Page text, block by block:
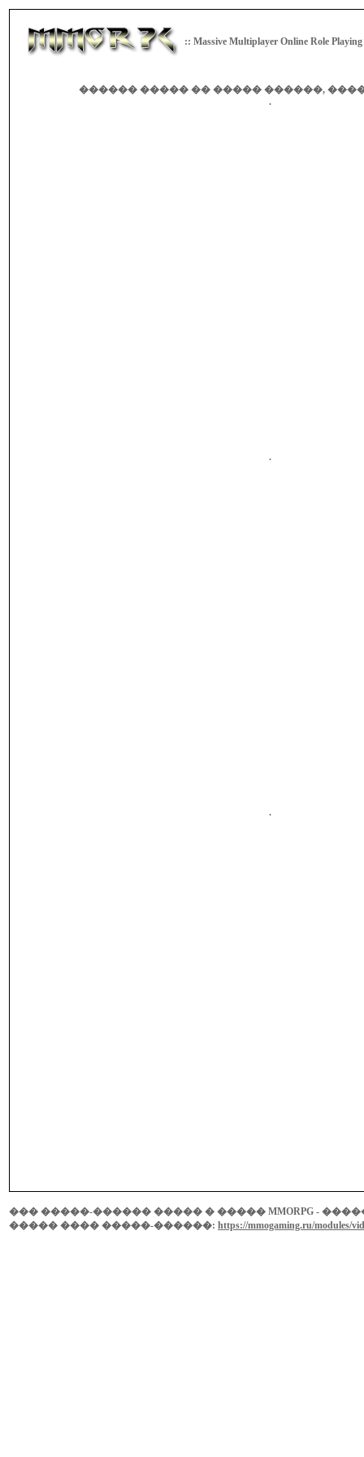
:: Massive Multiplayer Online Role Playing
������ ����� �� ����� ������,
.
.
.
��� �����-������ ����� � ����� MMORPG -
����� ���� �����-������: https://mmogaming.ru/modules/